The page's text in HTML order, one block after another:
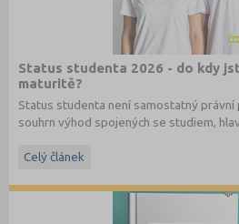
Status studenta 2026 - do kdy
maturitě?
Status studenta není samostatný právní
souhrn výhod spojených se studiem,
Celý článek